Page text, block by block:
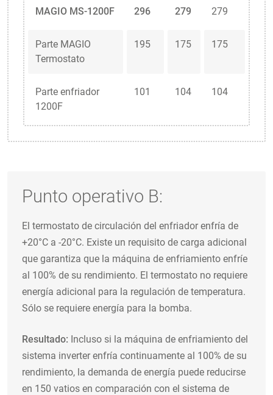
MAGIO MS-1200F 296 279 279
Parte MAGIO
Termostato
195 175 175
Parte enfriador
1200F
101 104 104
Punto operativo B:
El termostato de circulación del enfriador enfría de
+20°C a -20°C. Existe un requisito de carga adicional
que garantiza que la máquina de enfriamiento enfríe
al 100% de su rendimiento. El termostato no requiere
energía adicional para la regulación de temperatura.
Sólo se requiere energía para la bomba.
Resultado: Incluso si la máquina de enfriamiento del
sistema inverter enfría continuamente al 100% de su
rendimiento, la demanda de energía puede reducirse
en 150 vatios en comparación con el sistema de